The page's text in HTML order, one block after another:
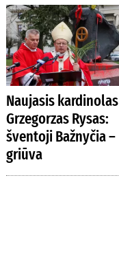
Naujasis kardinolas
Grzegorzas Rysas:
šventoji Bažnyčia –
griūva